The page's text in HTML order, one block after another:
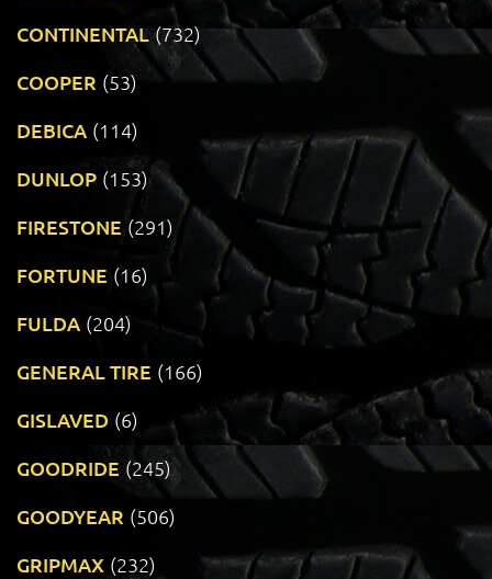
CONTINENTAL (732)
COOPER (53)
DEBICA (114)
DUNLOP (153)
FIRESTONE (291)
FORTUNE (16)
FULDA (204)
GENERAL TIRE (166)
GISLAVED (6)
GOODRIDE (245)
GOODYEAR (506)
GRIPMAX (232)